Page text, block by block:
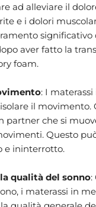
ad alleviare il
e i dolori
significativo
aver fatto la
foam.
: I
il movimento.
partner che si
Questo
e ininterrotto.
qualità del sonno:
i materassi in